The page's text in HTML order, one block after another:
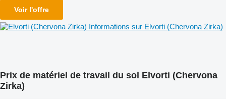
Voir l'offre
Informations sur Elvorti (Chervona Zirka)
Prix de matériel de travail du sol Elvorti (Chervona
Zirka)